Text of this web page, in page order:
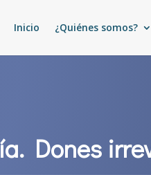
Inicio ¿Quiénes somos?
Dones